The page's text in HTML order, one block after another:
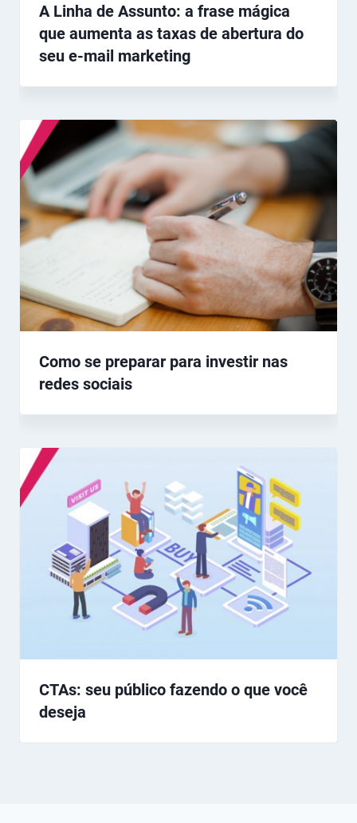
A Linha de Assunto: a frase mágica
que aumenta as taxas de abertura do
seu e-mail marketing
Como se preparar para investir nas
redes sociais
CTAs: seu público fazendo o que você
deseja